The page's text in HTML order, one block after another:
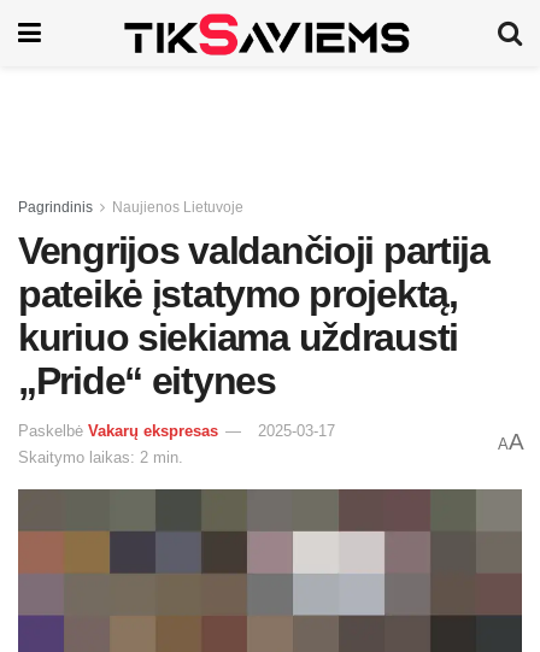
Pagrindinis Naujienos Lietuvoje
Vengrijos valdančioji partija
pateikė įstatymo projektą,
kuriuo siekiama uždrausti
„Pride“ eitynes
Paskelbė Vakarų ekspresas
2025-03-17
Skaitymo laikas: 2 min.
AA